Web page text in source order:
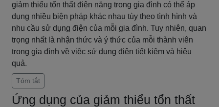
giảm thiểu tổn thất điện năng trong gia đình có thể áp
dụng nhiều biện pháp khác nhau tùy theo tình hình và
nhu cầu sử dụng điện của mỗi gia đình. Tuy nhiên, quan
trọng nhất là nhận thức và ý thức của mỗi thành viên
trong gia đình về việc sử dụng điện tiết kiệm và hiệu
quả.
Tóm tắt
Ứng dụng của giảm thiểu tổn thất